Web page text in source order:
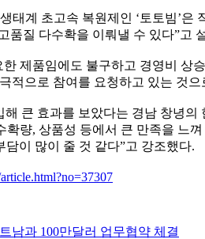
태계 초고속 복원제인 ‘토토빔’은
품질 다수확을 이뤄낼 수 있다”고
제품임에도 불구하고 경영비 상
적으로 참여를 요청하고 있는 것으
해 큰 효과를 보았다는 경남 창녕
량, 상품성 등에서 큰 만족을 느
이 많이 줄 것 같다”고 강조했다.
남과 100만달러 업무협약 체결